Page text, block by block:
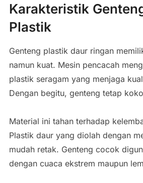
Karakteristik
Plastik
Genteng plastik daur ringan
namun kuat. Mesin pencacah
plastik seragam yang menjaga
Dengan begitu, genteng tetap
Material ini tahan terhadap
Plastik daur yang diolah dengan
mudah retak. Genteng cocok
dengan cuaca ekstrem maupun